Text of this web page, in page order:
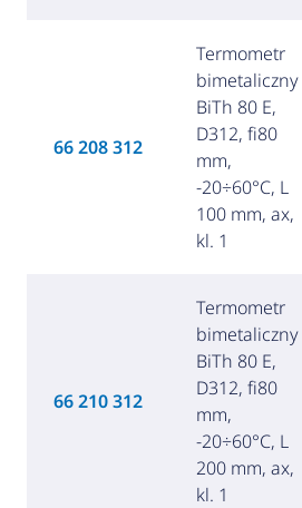
66 208 312
Termometr
bimetaliczny
BiTh 80 E,
D312, fi80
mm,
-20÷60°C, L
100 mm, ax,
kl. 1
66 210 312
Termometr
bimetaliczny
BiTh 80 E,
D312, fi80
mm,
-20÷60°C, L
200 mm, ax,
kl. 1